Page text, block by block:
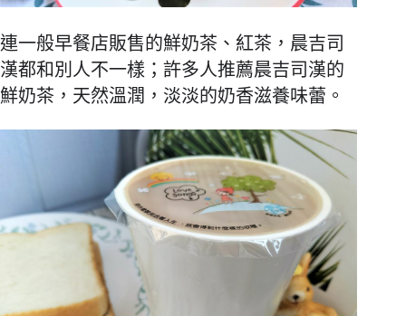
連一般早餐店販售的鮮奶茶、紅茶，晨吉司
漢都和別人不一樣；許多人推薦晨吉司漢的
鮮奶茶，天然溫潤，淡淡的奶香滋養味蕾。